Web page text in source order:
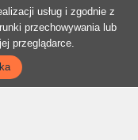
usług i zgodnie z
przechowywania lub
przeglądarce.